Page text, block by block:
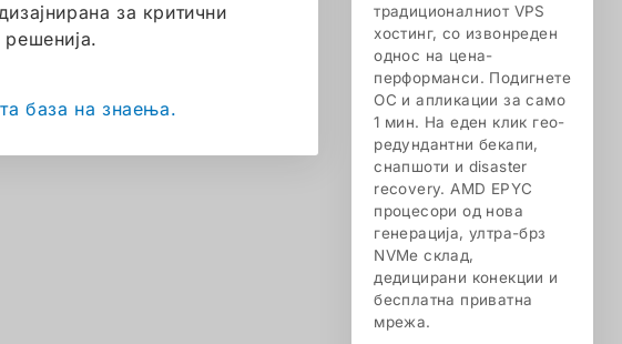
за критични
база на знаења.
традиционалниот VPS
хостинг, со извонреден
однос на цена-
перформанси. Подигнете
ОС и апликации за само
1 мин. На еден клик гео-
редундантни бекапи,
снапшоти и disaster
recovery. AMD EPYC
процесори од нова
генерација, ултра-брз
NVMe склад,
дедицирани конекции и
бесплатна приватна
мрежа.